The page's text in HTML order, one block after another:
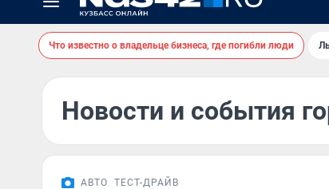
Что известно о владельце бизнеса, где погибли люди
Новости и события
АВТО ТЕСТ-ДРАЙВ